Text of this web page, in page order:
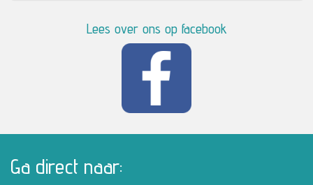
Lees over ons op facebook
Ga direct naar: